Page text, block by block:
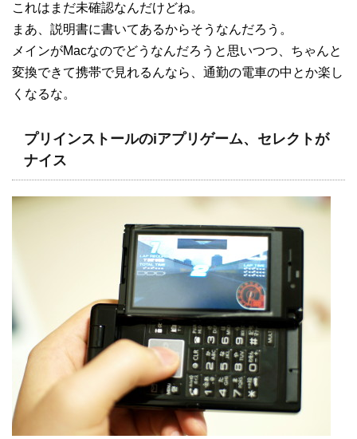
これはまだ未確認なんだけどね。
まあ、説明書に書いてあるからそうなんだろう。
メインがMacなのでどうなんだろうと思いつつ、ちゃんと
変換できて携帯で見れるんなら、通勤の電車の中とか楽し
くなるな。
プリインストールのiアプリゲーム、セレクトが
ナイス